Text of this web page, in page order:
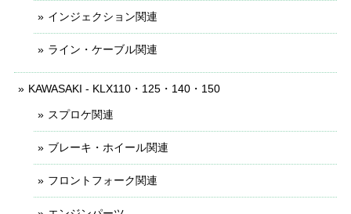
インジェクション関連
ライン・ケーブル関連
KAWASAKI - KLX110・125・140・150
スプロケ関連
ブレーキ・ホイール関連
フロントフォーク関連